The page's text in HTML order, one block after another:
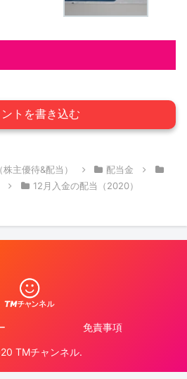
ントを書き込む
主優待&配当）
配当金
12月入金の配当（2020）
免責事項
TMチャンネル.